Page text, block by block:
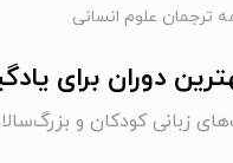
ترجمان علوم انسانی
دوران برای
زبانی کودکان و